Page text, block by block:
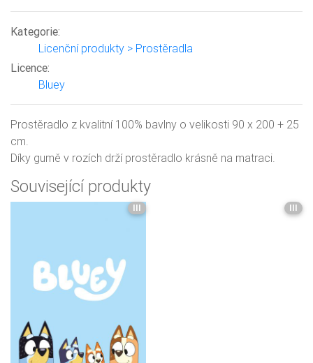
Kategorie:
Licenční produkty > Prostěradla
Licence:
Bluey
Prostěradlo z kvalitní 100% bavlny o velikosti 90 x 200 + 25
cm.
Díky gumě v rozích drží prostěradlo krásně na matraci.
Související produkty
III III